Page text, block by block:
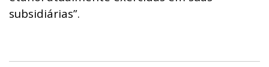
subsidiárias”.